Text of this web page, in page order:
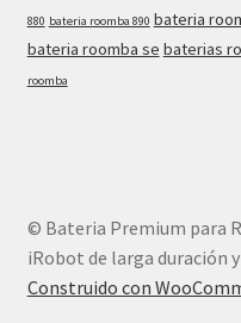
880 bateria roomba 890 bateria
bateria roomba se baterias
roomba
© Bateria Premium para
iRobot de larga duración
Construido con